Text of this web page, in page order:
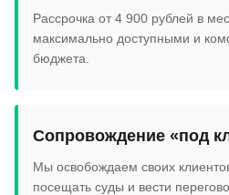
Рассрочка от 4 900 рублей в
максимально доступными и
бюджета.
Сопровождение «под
Мы освобождаем своих
посещать суды и вести